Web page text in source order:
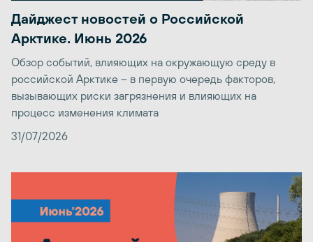
Дайджест новостей о Российской
Арктике. Июнь 2026
Обзор событий, влияющих на окружающую среду в
российской Арктике – в первую очередь факторов,
вызывающих риски загрязнения и влияющих на
процесс изменения климата
31/07/2026